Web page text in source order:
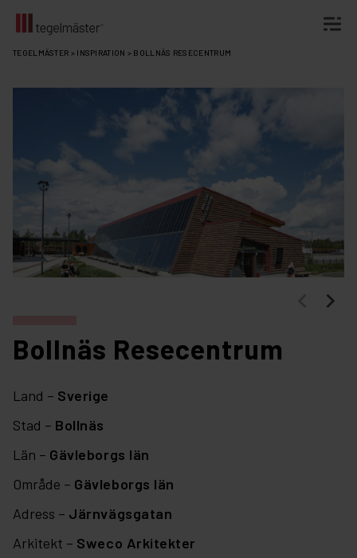
Fortsätt
TEGELMÄSTER > INSPIRATION > BOLLNÄS RESECENTRUM
Bollnäs Resecentrum
Land – Sverige
Stad – Bollnäs
Län – Gävleborgs län
Område – Gävleborgs län
Adress – Järnvägsgatan
Arkitekt – Sweco Arkitekter